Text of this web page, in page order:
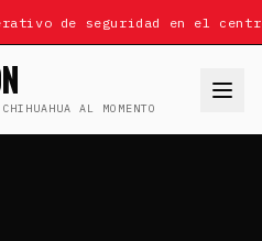
de seguridad en el
AL MOMENTO